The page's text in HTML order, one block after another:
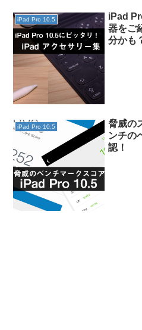
iPad Pro 10.5
iPad
器をご
分かも
iPad Pro 10.5
脅威の
ンチの
認！